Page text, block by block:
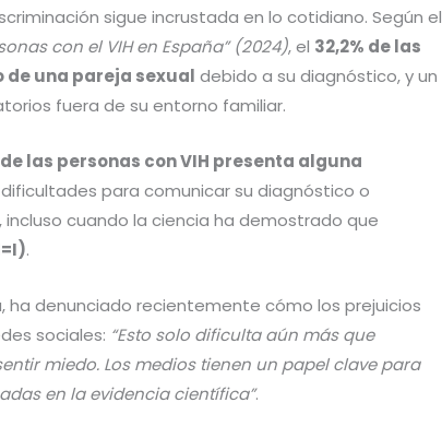
sigue incrustada en lo cotidiano. Según el
con el VIH en España” (2024), el 32,2% de las
de una pareja sexual debido a su diagnóstico, y un
fuera de su entorno familiar.
de las personas con VIH presenta alguna
para comunicar su diagnóstico o
cuando la ciencia ha demostrado que
.
ha denunciado recientemente cómo los prejuicios
sociales: “Esto solo dificulta aún más que
miedo. Los medios tienen un papel clave para
en la evidencia científica”.